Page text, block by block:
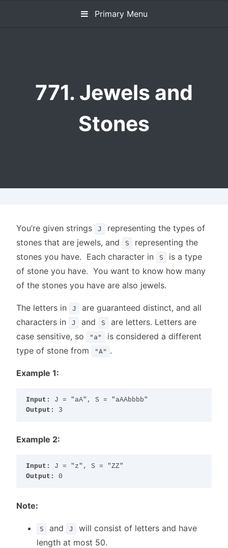
Primary Menu
771. Jewels and
Stones
You’re given strings J
representing the types of
stones that are jewels, and
S
representing the
stones you have. Each character in
S
is a type
of stone you have. You want to know how many
of the stones you have are also jewels.
The letters in J
are guaranteed distinct, and all
characters in
J and S
are letters. Letters are
case sensitive, so
"a"
is considered a different
type of stone from
"A" .
Example 1:
Input:
Output:
Example 2:
Input:
Output:
Note:
S and J
will consist of letters and have
length at most 50.